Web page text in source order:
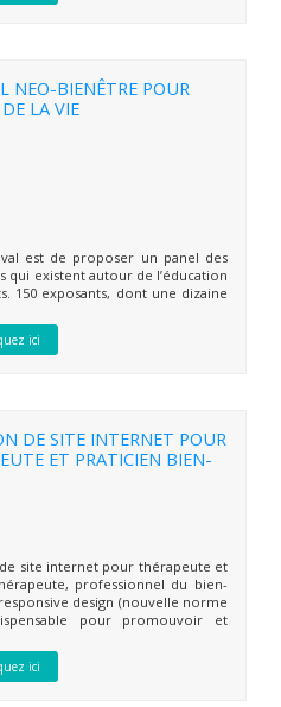
NEO-BIENÊTRE POUR
DE LA VIE
est de proposer un panel des
qui existent autour de l’éducation
150 exposants, dont une dizaine
ici
DE SITE INTERNET POUR
ET PRATICIEN BIEN-
site internet pour thérapeute et
professionnel du bien-
design (nouvelle norme
pour promouvoir et
ici